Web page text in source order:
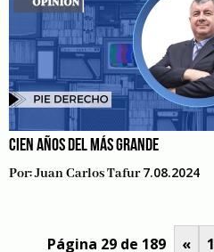
CIEN AÑOS DEL MÁS GRANDE
Por:Juan Carlos Tafur 7.08.2024
Página 29 de 189 « 1